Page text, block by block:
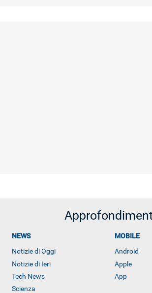
NEWS
Notizie di Oggi
Notizie di Ieri
Tech News
Scienza
MOBILE
Android
Apple
App